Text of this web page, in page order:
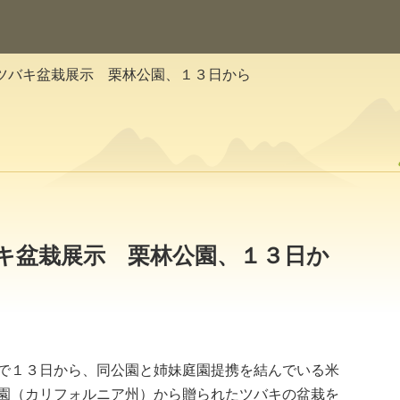
バキ盆栽展示 栗林公園、１３日から
盆栽展示 栗林公園、１３日か
３日から、同公園と姉妹庭園提携を結んでいる米
（カリフォルニア州）から贈られたツバキの盆栽を